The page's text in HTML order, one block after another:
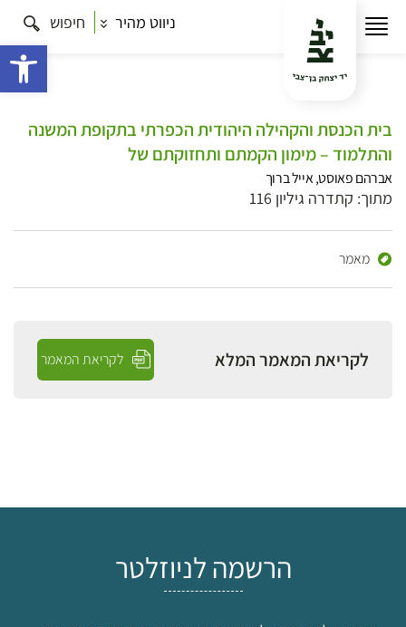
ניווט מהיר חיפוש
בית הכנסת והקהילה היהודית הכפרתי בתקופת המשנה
והתלמוד – מימון הקמתם ותחזוקתם של
אברהם פאוסט, אייל ברוך
מתוך: קתדרה גיליון 116
מאמר
לקריאת המאמר המלא לקריאת המאמר
הרשמה לניוזלטר